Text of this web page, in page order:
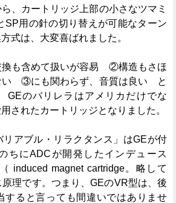
、カートリッジ上部の小さなツマミ
SP用の針の切り替えが可能なターン
式は、大変喜ばれました。
も含めて扱いが容易 ②構造もさほ
い ③にも関わらず、音質は良い と
GEのバリレラはアメリカだけでな
されたカートリッジとなりました。
リアブル・リラクタンス」はGEが付
ちにADCが開発したインデュース
induced magnet cartridge。略して
原理です。つまり、GEのVR型は、後
すると言っても間違いではありませ